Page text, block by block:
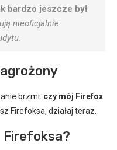
bardzo jeszcze był
nieoficjalnie
brzmi: czy mój Firefox
Firefoksa, działaj teraz.